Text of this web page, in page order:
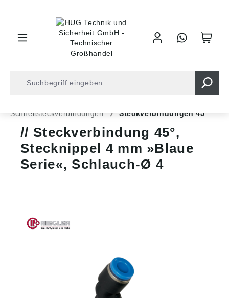
Schnellsteckverbindungen
Steckverbindungen 45°
Steckverbindung 45°,
Stecknippel 4 mm »Blaue
Serie«, Schlauch-Ø 4